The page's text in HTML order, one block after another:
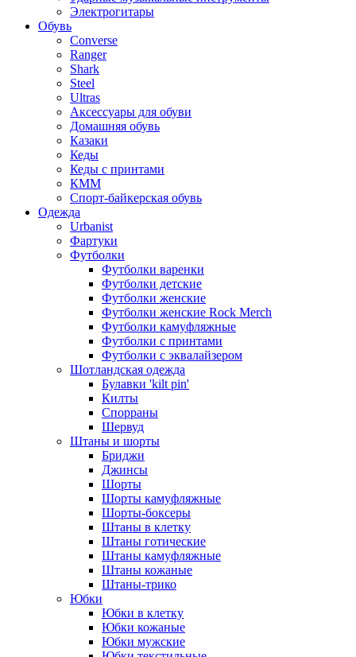
Электрогитары
Обувь
Converse
Ranger
Shark
Steel
Ultras
Аксессуары для обуви
Домашняя обувь
Казаки
Кеды
Кеды с принтами
КММ
Спорт-байкерская обувь
Одежда
Urbanist
Фартуки
Футболки
Футболки варенки
Футболки детские
Футболки женские
Футболки женские Rock Merch
Футболки камуфляжные
Футболки с принтами
Футболки с эквалайзером
Шотландская одежда
Булавки 'kilt pin'
Килты
Спорраны
Шервуд
Штаны и шорты
Бриджи
Джинсы
Шорты
Шорты камуфляжные
Шорты-боксеры
Штаны в клетку
Штаны готические
Штаны камуфляжные
Штаны кожаные
Штаны-трико
Юбки
Юбки в клетку
Юбки кожаные
Юбки мужские